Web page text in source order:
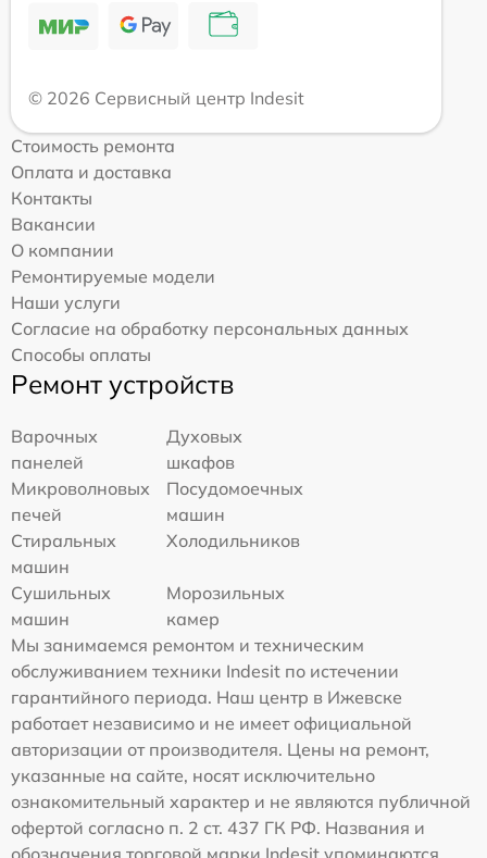
© 2026 Сервисный центр Indesit
Стоимость ремонта
Оплата и доставка
Контакты
Вакансии
О компании
Ремонтируемые модели
Наши услуги
Согласие на обработку персональных данных
Способы оплаты
Ремонт устройств
Варочных
панелей
Духовых
шкафов
Микроволновых
печей
Посудомоечных
машин
Стиральных
машин
Холодильников
Сушильных
машин
Морозильных
камер
Мы занимаемся ремонтом и техническим
обслуживанием техники Indesit по истечении
гарантийного периода. Наш центр в Ижевске
работает независимо и не имеет официальной
авторизации от производителя. Цены на ремонт,
указанные на сайте, носят исключительно
ознакомительный характер и не являются публичной
офертой согласно п. 2 ст. 437 ГК РФ. Названия и
обозначения торговой марки Indesit упоминаются